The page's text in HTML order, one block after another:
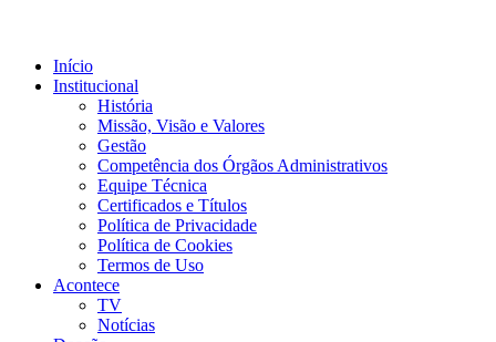
Início
Institucional
História
Missão, Visão e Valores
Gestão
Competência dos Órgãos Administrativos
Equipe Técnica
Certificados e Títulos
Política de Privacidade
Política de Cookies
Termos de Uso
Acontece
TV
Notícias